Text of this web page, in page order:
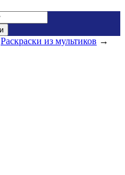
Раскраски из мультиков →